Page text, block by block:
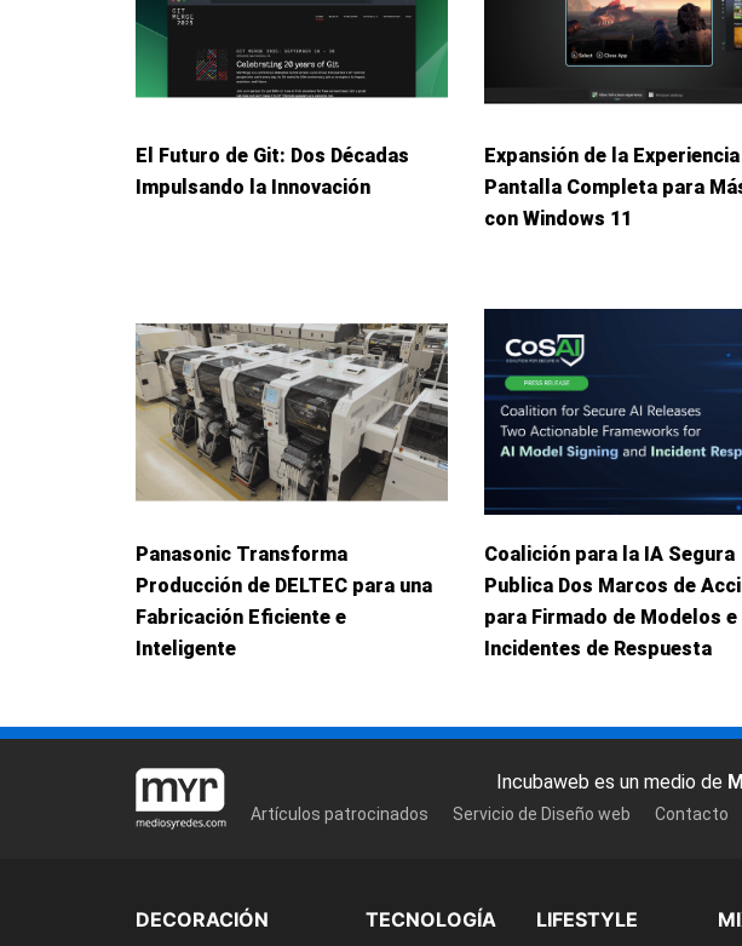
El Futuro de Git: Dos Décadas
Impulsando la Innovación
Expansión de la
Pantalla Completa para
con Windows 11
Panasonic Transforma
Producción de DELTEC para una
Fabricación Eficiente e
Inteligente
Coalición para la IA Segura
Publica Dos Marcos de
para Firmado de Modelos e
Incidentes de Respuesta
Incubaweb es un medio de
Artículos patrocinados Servicio de Diseño web Contacto
DECORACIÓN TECNOLOGÍA LIFESTYLE